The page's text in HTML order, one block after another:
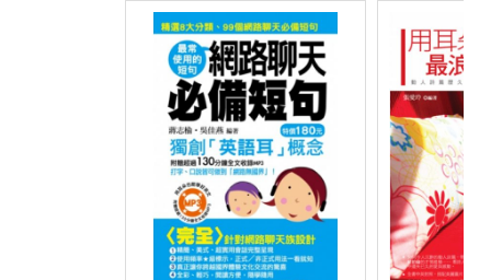
兩段式錄音，聽力零阻力
✦ 練習聽力，就用「一般模式」：收錄全書中英文單字與英
✦ 練習口說，就用「跟讀模式」：按下語速調整，自己掌握
語句速度，馬上練習跟著開口說。
✦ 模擬臨場感，就切換「練習模式」：切換到此模式，雙人
對話中的A或B將會隨機消音，讓你身歷其境，猶如與真人練
——擺脫呆板的單字錄音，自由掌握進度與速度，真正的零
手機聽音檔，哪裡都能聽